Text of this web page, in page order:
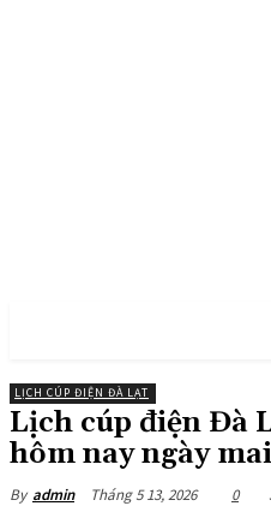
LỊCH CÚP ĐIỆN ĐÀ LẠT
Lịch cúp điện Đà
hôm nay ngày
By admin Tháng 5 13, 2026 0